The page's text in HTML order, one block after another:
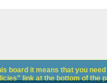
board it means that you
link at the bottom of the